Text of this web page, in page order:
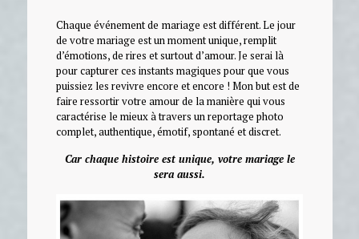
Chaque événement de mariage est différent. Le jour
de votre mariage est un moment unique, remplit
d’émotions, de rires et surtout d’amour. Je serai là
pour capturer ces instants magiques pour que vous
puissiez les revivre encore et encore ! Mon but est de
faire ressortir votre amour de la manière qui vous
caractérise le mieux à travers un reportage photo
complet, authentique, émotif, spontané et discret.
Car chaque histoire est unique, votre mariage le
sera aussi.